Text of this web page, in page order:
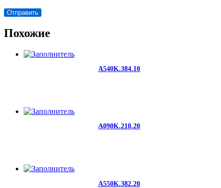
Похожие
A540K.384.10
A090K.210.20
A550K.382.20